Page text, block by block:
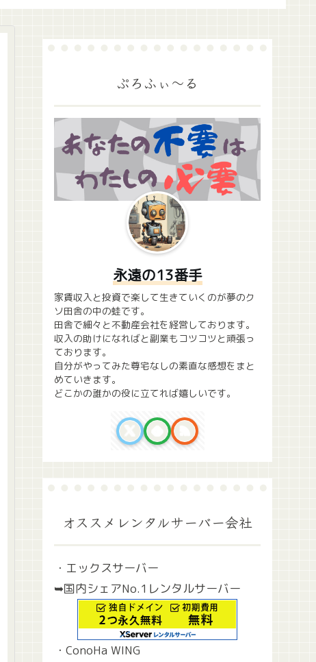
ぷろふぃ～る
永遠の13番手
家賃収入と投資で楽して生きていくのが夢のク
ソ田舎の中の蛙です。
田舎で細々と不動産会社を経営しております。
収入の助けになればと副業もコツコツと頑張っ
ております。
自分がやってみた尊宅なしの素直な感想をまと
めていきます。
どこかの誰かの役に立てれば嬉しいです。
オススメレンタルサーバー会社
・エックスサーバー
➥国内シェアNo.1レンタルサーバー
・ConoHa WING